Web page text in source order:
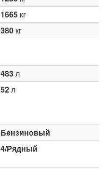
1665 кг
380 кг
483л
52л
Бензиновый
4/Рядный